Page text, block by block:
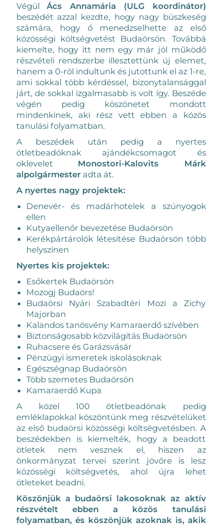
VégülÁcs Annamária (ULG koordinátor)
beszédét azzal kezdte, hogy nagy büszkeség
számára, hogy ő menedzselhette az első
közösségi költségvetést Budaörsön. Továbbá
kiemelte, hogy itt nem egy már jól működő
részvételi rendszerbe illesztettünk új elemet,
hanem a 0-ról indultunk és jutottunk el az 1-re,
ami sokkal több kérdéssel, bizonytalansággal
járt, de sokkal izgalmasabb is volt így. Beszéde
végén pedig köszönetet mondott
mindenkinek, aki rész vett ebben a közös
tanulási folyamatban.
A beszédek után pedig a nyertes
ötletbeadóknak ajándékcsomagot és
oklevelet Monostori-Kalovits Márk
alpolgármesteradta át.
A nyertes nagy projektek:
Denevér- és madárhotelek a szúnyogok
ellen
Kutyaellenőr bevezetése Budaörsön
Kerékpártárolók létesítése Budaörsön több
helyszínen
Nyertes kis projektek:
Esőkertek Budaörsön
Mozogj Budaörs!
Budaörsi Nyári Szabadtéri Mozi a Zichy
Majorban
Kalandos tanösvény Kamaraerdő szívében
Biztonságosabb közvilágítás Budaörsön
Ruhacsere és Garázsvásár
Pénzügyi ismeretek iskolásoknak
Egészségnap Budaörsön
Több szemetes Budaörsön
Kamaraerdő Kupa
A közel 100 ötletbeadónak pedig
emléklapokkal köszöntünk meg részvételüket
az első budaörsi közösségi költségvetésben. A
beszédekben is kiemelték, hogy a beadott
ötletek nem vesznek el, hiszen az
önkormányzat tervei szerint jövőre is lesz
közösségi költségvetés, ahol újra lehet
ötleteket beadni.
Köszönjük a budaörsi lakosoknak az aktív
részvételt ebben a közös tanulási
folyamatban, és köszönjük azoknak is, akik